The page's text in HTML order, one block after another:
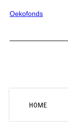
Oekofonds
HOME